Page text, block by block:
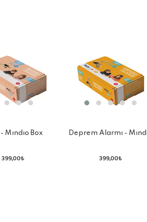
Mındıo Box
399,00₺
Deprem Alarmı -
399,00₺